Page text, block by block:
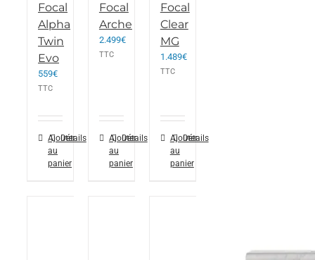
Focal
Alpha
Twin
Evo
559€
TTC
Ajouter
au
panier
Détails
Focal
Arche
2.499€
TTC
Ajouter
au
panier
Détails
Focal
Clear
MG
1.489€
TTC
Ajouter
au
panier
Détails